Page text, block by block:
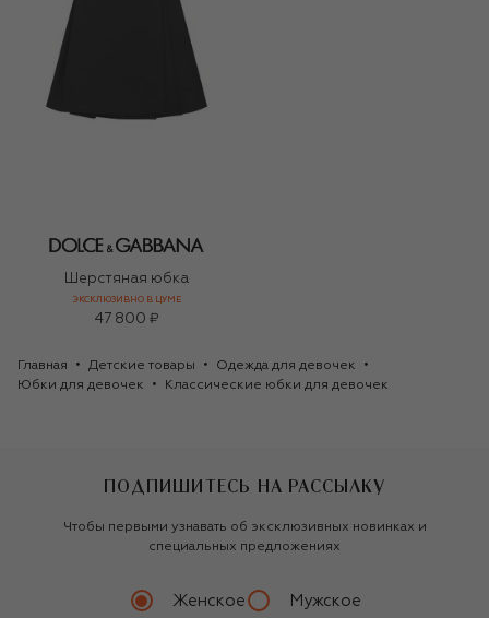
Шерстяная юбка
ЭКСКЛЮЗИВНО В ЦУМЕ
47 800 ₽
Главная Детские товары
Одежда для девочек
Юбки для девочек
Классические юбки для девочек
ПОДПИШИТЕСЬ НА РАССЫЛКУ
Чтобы первыми узнавать об эксклюзивных новинках и
специальных предложениях
Женское Мужское